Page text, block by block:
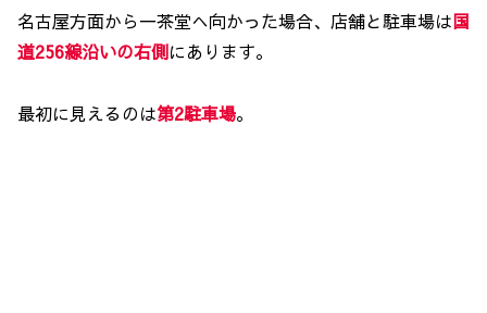
名古屋方面から一茶堂へ向かった場合、店舗と駐車場は国
道256線沿いの右側にあります。
最初に見えるのは第2駐車場。